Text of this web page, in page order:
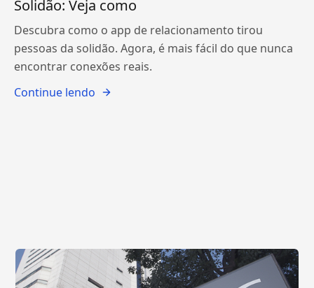
Solidão: Veja como
Descubra como o app de relacionamento tirou
pessoas da solidão. Agora, é mais fácil do que nunca
encontrar conexões reais.
Continue lendo